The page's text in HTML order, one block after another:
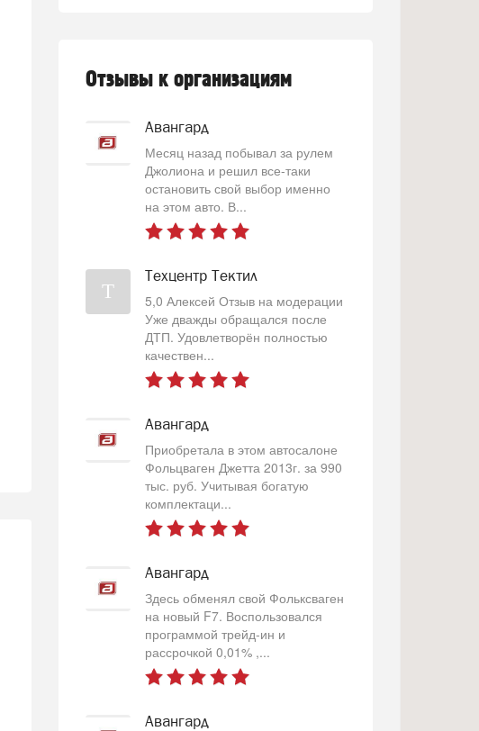
Отзывы к организациям
Авангард
Месяц назад побывал за рулем
Джолиона и решил все-таки
остановить свой выбор именно
на этом авто. В...
Т
Техцентр Тектил
5,0 Алексей Отзыв на модерации
Уже дважды обращался после
ДТП. Удовлетворён полностью
качествен...
Авангард
Приобретала в этом автосалоне
Фольцваген Джетта 2013г. за 990
тыс. руб. Учитывая богатую
комплектаци...
Авангард
Здесь обменял свой Фольксваген
на новый F7. Воспользовался
программой трейд-ин и
рассрочкой 0,01% ,...
Авангард